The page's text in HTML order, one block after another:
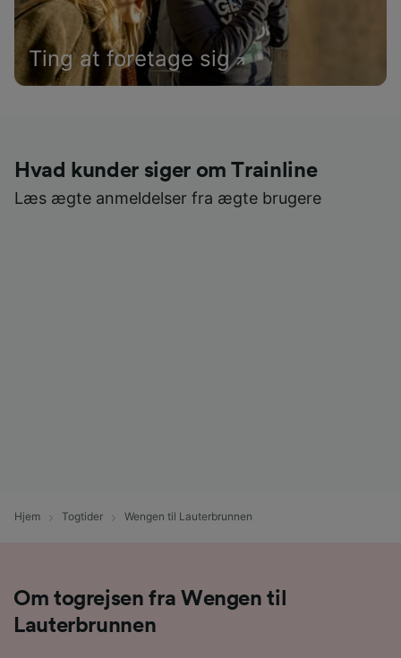
Ting at foretage sig
Hvad kunder siger om Trainline
Læs ægte anmeldelser fra ægte brugere
Hjem Togtider Wengen til Lauterbrunnen
Om togrejsen fra Wengen til
Lauterbrunnen